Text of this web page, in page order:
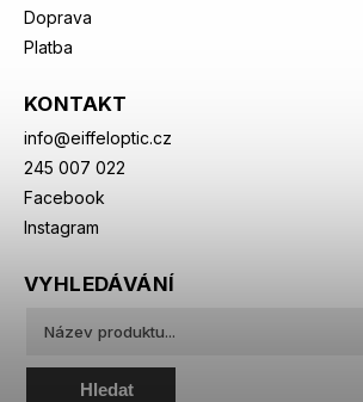
Doprava
Platba
KONTAKT
info@eiffeloptic.cz
245 007 022
Facebook
Instagram
VYHLEDÁVÁNÍ
Hledat